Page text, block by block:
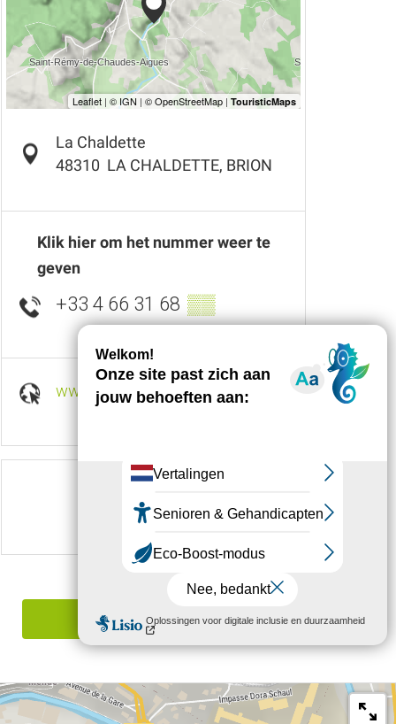
La Chaldette
48310 LA CHALDETTE, BRION
Klik hier om het nummer weer te
geven
+33 4 66 31 68 ▒▒
www.lachaldette.com
Volg ons op
Een fout melden